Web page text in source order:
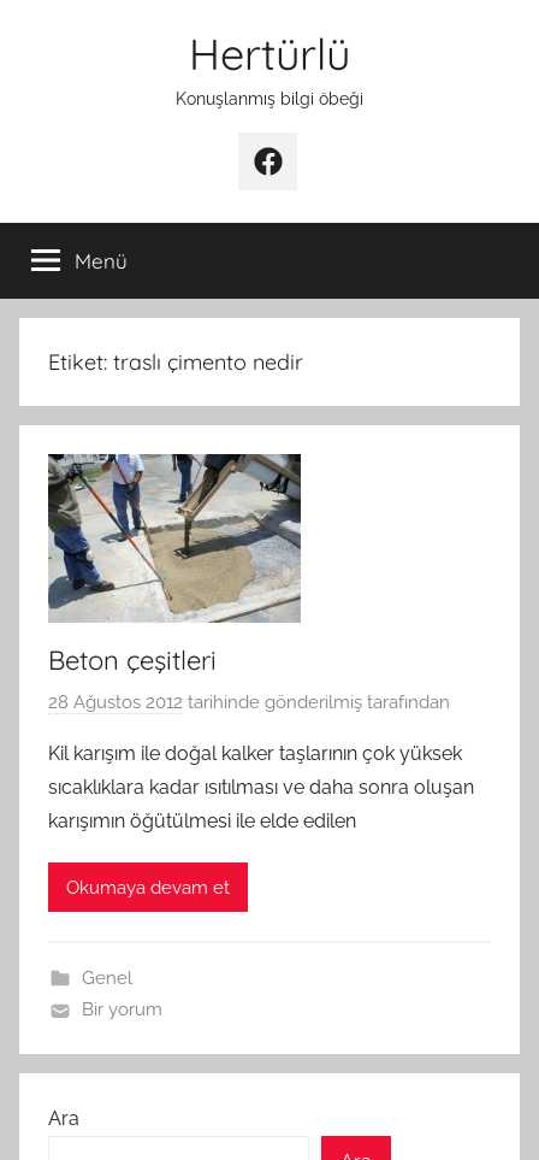
Hertürlü
Konuşlanmış bilgi öbeği
Facebook
Menü
Etiket: traslı çimento nedir
Beton çeşitleri
28 Ağustos 2012 tarihinde gönderilmiş tarafından
Kil karışım ile doğal kalker taşlarının çok yüksek
sıcaklıklara kadar ısıtılması ve daha sonra oluşan
karışımın öğütülmesi ile elde edilen
Okumaya devam et
Genel
Bir yorum
Ara